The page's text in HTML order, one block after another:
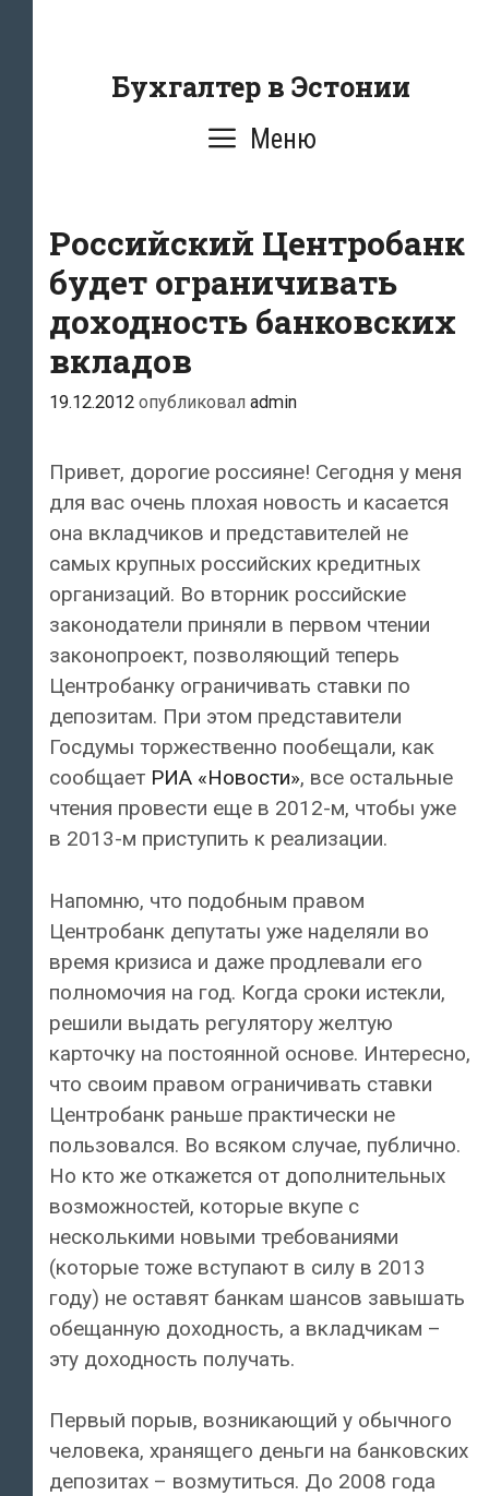
содержаниюБухгалтер в Эстонии
Меню
Российский Центробанк
будет ограничивать
доходность банковских
вкладов
19.12.2012 опубликовал admin
Привет, дорогие россияне! Сегодня у меня
для вас очень плохая новость и касается
она вкладчиков и представителей не
самых крупных российских кредитных
организаций. Во вторник российские
законодатели приняли в первом чтении
законопроект, позволяющий теперь
Центробанку ограничивать ставки по
депозитам. При этом представители
Госдумы торжественно пообещали, как
сообщает РИА «Новости», все остальные
чтения провести еще в 2012-м, чтобы уже
в 2013-м приступить к реализации.
Напомню, что подобным правом
Центробанк депутаты уже наделяли во
время кризиса и даже продлевали его
полномочия на год. Когда сроки истекли,
решили выдать регулятору желтую
карточку на постоянной основе. Интересно,
что своим правом ограничивать ставки
Центробанк раньше практически не
пользовался. Во всяком случае, публично.
Но кто же откажется от дополнительных
возможностей, которые вкупе с
несколькими новыми требованиями
(которые тоже вступают в силу в 2013
году) не оставят банкам шансов завышать
обещанную доходность, а вкладчикам –
эту доходность получать.
Первый порыв, возникающий у обычного
человека, хранящего деньги на банковских
депозитах – возмутиться. До 2008 года